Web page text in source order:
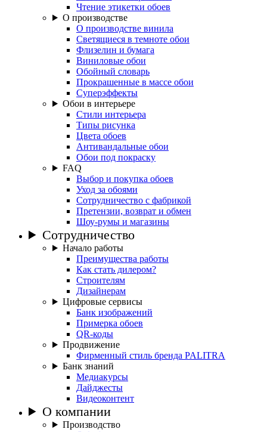
Чтение этикетки обоев
О производстве
О производстве винила
Светящиеся в темноте обои
Флизелин и бумага
Виниловые обои
Обойный словарь
Прокрашенные в массе обои
Суперэффекты
Обои в интерьере
Стили интерьера
Типы рисунка
Цвета обоев
Антивандальные обои
Обои под покраску
FAQ
Выбор и покупка обоев
Уход за обоями
Сотрудничество с фабрикой
Претензии, возврат и обмен
Шоу-румы и магазины
Сотрудничество
Начало работы
Преимущества работы
Как стать дилером?
Строителям
Дизайнерам
Цифровые сервисы
Банк изображений
Примерка обоев
QR-коды
Продвижение
Фирменный стиль бренда PALITRA
Банк знаний
Медиакурсы
Дайджесты
Видеоконтент
О компании
Производство